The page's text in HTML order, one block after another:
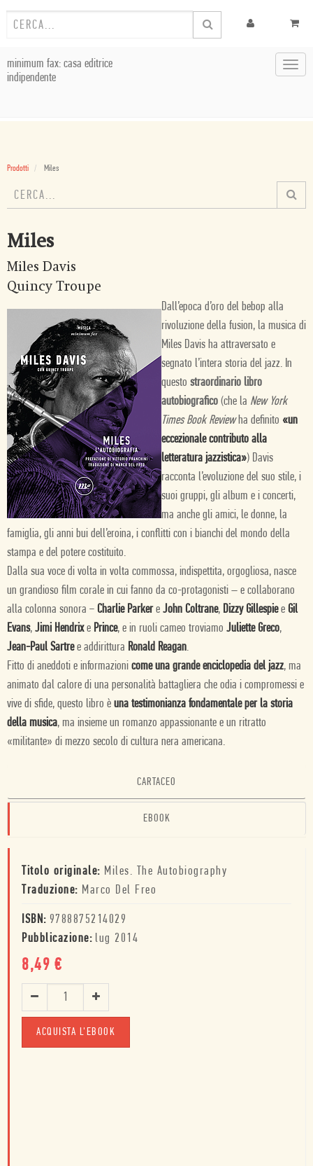
minimum fax: casa editrice
indipendente
Prodotti Miles
Miles
Miles Davis
Quincy Troupe
Dall’epoca d’oro del bebop alla
rivoluzione della fusion, la musica di
Miles Davis ha attraversato e
segnato l’intera storia del jazz. In
questo straordinario libro
autobiografico (che la New York
Times Book Reviewha definito «un
eccezionale contributo alla
letteratura jazzistica») Davis
racconta l’evoluzione del suo stile, i
suoi gruppi, gli album e i concerti,
ma anche gli amici, le donne, la
famiglia, gli anni bui dell’eroina, i conflitti con i bianchi del mondo della
stampa e del potere costituito.
Dalla sua voce di volta in volta commossa, indispettita, orgogliosa, nasce
un grandioso film corale in cui fanno da co-protagonisti – e collaborano
alla colonna sonora − Charlie Parkere John Coltrane, Dizzy Gillespiee Gil
Evans, Jimi Hendrixe Prince, e in ruoli cameo troviamo Juliette Greco,
Jean-Paul Sartree addirittura Ronald Reagan.
Fitto di aneddoti e informazioni come una grande enciclopedia del jazz, ma
animato dal calore di una personalità battagliera che odia i compromessi e
vive di sfide, questo libro è una testimonianza fondamentale per la storia
della musica, ma insieme un romanzo appassionante e un ritratto
«militante» di mezzo secolo di cultura nera americana.
CARTACEO
EBOOK
Titolo originale: Miles. The Autobiography
Traduzione: Marco Del Freo
ISBN: 9788875214029
Pubblicazione: lug 2014
8,49 €
ACQUISTA L'EBOOK